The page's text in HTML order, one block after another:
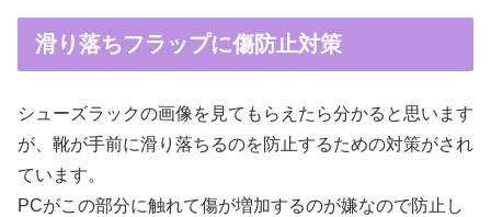
滑り落ちフラップに傷防止対策
シューズラックの画像を見てもらえたら分かると思います
が、靴が手前に滑り落ちるのを防止するための対策がされ
ています。
PCがこの部分に触れて傷が増加するのが嫌なので防止し